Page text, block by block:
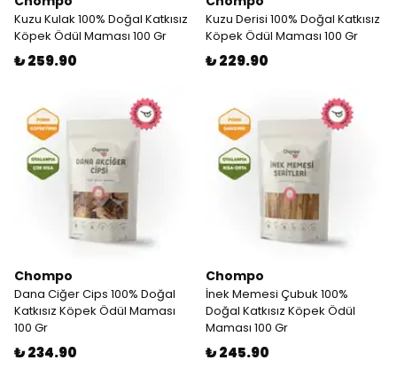
Kuzu Kulak 100% Doğal Katkısız
Köpek Ödül Maması 100 Gr
₺ 259.90
Kuzu Derisi 100% Doğal Katkısız
Köpek Ödül Maması 100 Gr
₺ 229.90
Chompo
Dana Ciğer Cips 100% Doğal
Katkısız Köpek Ödül Maması
100 Gr
₺ 234.90
Chompo
İnek Memesi Çubuk 100%
Doğal Katkısız Köpek Ödül
Maması 100 Gr
₺ 245.90